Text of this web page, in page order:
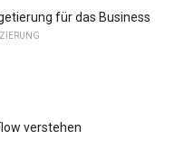
für das Business
verstehen